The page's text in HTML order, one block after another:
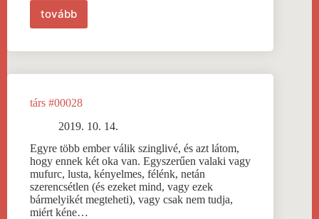
tovább
Einstein
társ #00028
2019. 10. 14.
Egyre több ember válik szinglivé, és azt látom,
hogy ennek két oka van. Egyszerűen valaki vagy
mufurc, lusta, kényelmes, félénk, netán
szerencsétlen (és ezeket mind, vagy ezek
bármelyikét megteheti), vagy csak nem tudja,
miért kéne…